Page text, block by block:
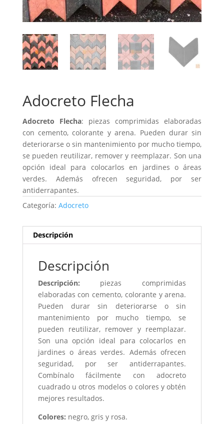
Adocreto Flecha
Adocreto Flecha: piezas comprimidas elaboradas
con cemento, colorante y arena. Pueden durar sin
deteriorarse o sin mantenimiento por mucho tiempo,
se pueden reutilizar, remover y reemplazar. Son una
opción ideal para colocarlos en jardines o áreas
verdes. Además ofrecen seguridad, por ser
antiderrapantes.
Categoría: Adocreto
Descripción
Descripción
Descripción: piezas comprimidas
elaboradas con cemento, colorante y arena.
Pueden durar sin deteriorarse o sin
mantenimiento por mucho tiempo, se
pueden reutilizar, remover y reemplazar.
Son una opción ideal para colocarlos en
jardines o áreas verdes. Además ofrecen
seguridad, por ser antiderrapantes.
Combínalo fácilmente con adocreto
cuadrado u otros modelos o colores y obtén
mejores resultados.
Colores: negro, gris y rosa.